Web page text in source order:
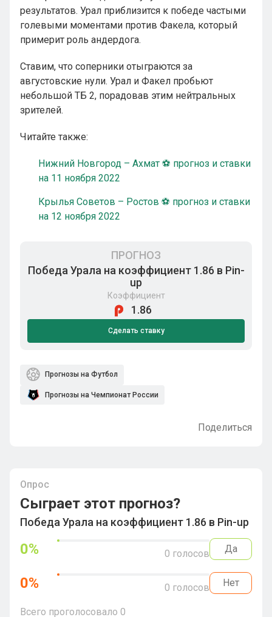
результатов. Урал приблизится к победе частыми
голевыми моментами против Факела, который
примерит роль андердога.
Ставим, что соперники отыграются за
августовские нули. Урал и Факел пробьют
небольшой ТБ 2, порадовав этим нейтральных
зрителей.
Читайте также:
Нижний Новгород – Ахмат ⚽ прогноз и ставки
на 11 ноября 2022
Крылья Советов – Ростов ⚽ прогноз и ставки
на 12 ноября 2022
ПРОГНОЗ
Победа Урала на коэффициент 1.86 в Pin-
up
Коэффициент
1.86
Сделать ставку
Прогнозы на Футбол
Прогнозы на Чемпионат России
Поделиться
Опрос
Сыграет этот прогноз?
Победа Урала на коэффициент 1.86 в Pin-up
0% 0 голосов Да
0% 0 голосов Нет
Всего проголосовало 0